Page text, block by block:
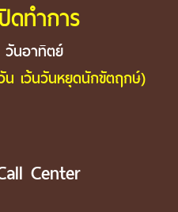
ทำการ
นอาทิตย์
เว้นวันหยุดนักขัตฤกษ์)
Center